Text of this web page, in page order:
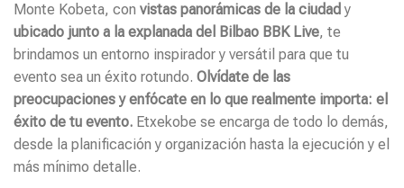
Monte Kobeta, con vistas panorámicas de la ciudad y
ubicado junto a la explanada del Bilbao BBK Live, te
brindamos un entorno inspirador y versátil para que tu
evento sea un éxito rotundo. Olvídate de las
preocupaciones y enfócate en lo que realmente importa: el
éxito de tu evento. Etxekobe se encarga de todo lo demás,
desde la planificación y organización hasta la ejecución y el
más mínimo detalle.